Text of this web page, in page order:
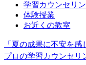
学習カウンセリ
体験授業
お近くの教室
「夏の成果に不安を感
プロの学習カウンセリ